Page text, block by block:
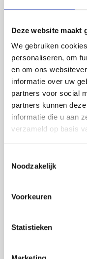
Deze website maakt
We gebruiken
personaliseren, om
en om ons
informatie over uw
partners voor social
partners kunnen
informatie die u aan
verzameld op basis
Noodzakelijk
Voorkeuren
Statistieken
Jouw feedback
adviseurs van
feedback